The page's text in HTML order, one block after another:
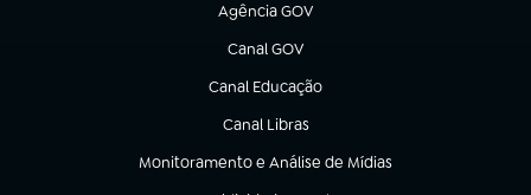
Agência GOV
(abre em nova aba)
Canal GOV
(abre em nova aba)
Canal Educação
(abre em nova aba)
Canal Libras
(abre em nova aba)
Monitoramento e Análise de Mídias
(abre em nova aba)